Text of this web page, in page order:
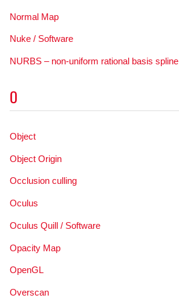
Normal Map
Nuke / Software
NURBS – non-uniform rational basis spline
O
Object
Object Origin
Occlusion culling
Oculus
Oculus Quill / Software
Opacity Map
OpenGL
Overscan